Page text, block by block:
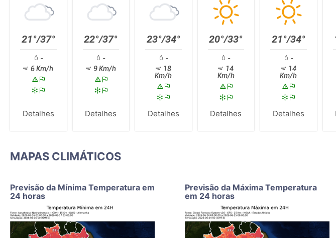
21°/37°
-
6 Km/h
Detalhes
22°/37°
-
9 Km/h
Detalhes
23°/34°
-
18
Km/h
Detalhes
20°/33°
-
14
Km/h
Detalhes
21°/34°
-
14
Km/h
Detalhes
MAPAS CLIMÁTICOS
Previsão da Mínima Temperatura em
24 horas
Previsão da Máxima Temperatura
em 24 horas